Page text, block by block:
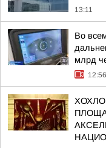
13:11
Во
млрд
12:56